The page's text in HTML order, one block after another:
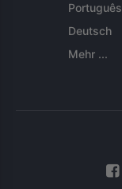
Português
Deutsch
Mehr ...